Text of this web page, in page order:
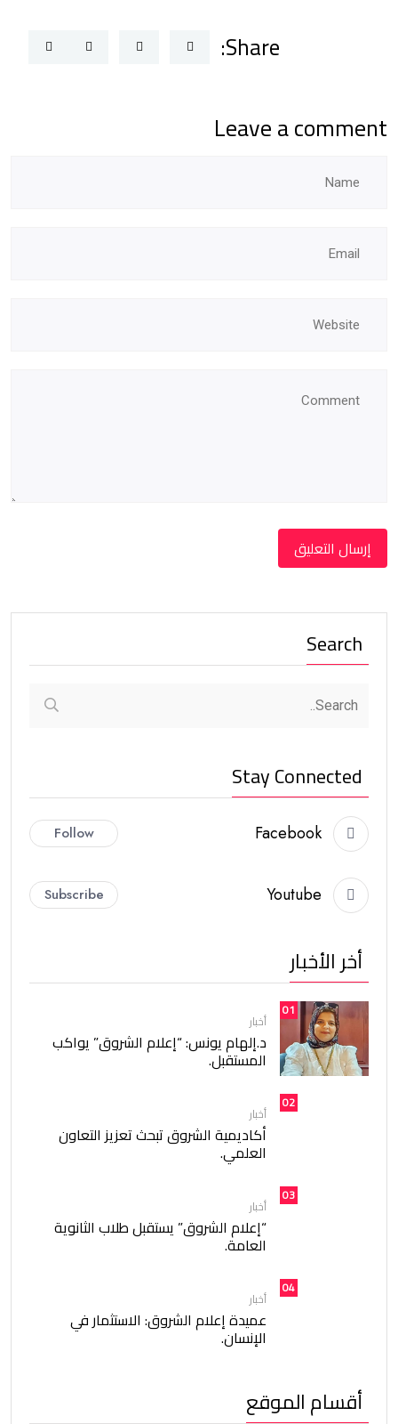
Share:
Leave a comment
Search
Stay Connected
Facebook
Follow
Youtube
Subscribe
أخر الأخبار
01
أخبار
د.إلهام يونس: “إعلام الشروق” يواكب
المستقبل.
02
أخبار
أكاديمية الشروق تبحث تعزيز التعاون
العلمي.
03
أخبار
“إعلام الشروق” يستقبل طلاب الثانوية
العامة.
04
أخبار
عميدة إعلام الشروق: الاستثمار في
الإنسان.
أقسام الموقع